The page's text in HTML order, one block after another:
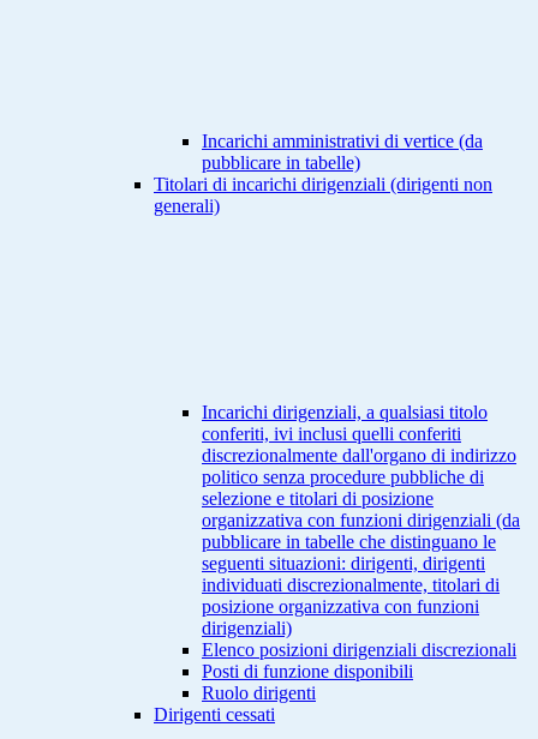
Incarichi amministrativi di vertice (da
pubblicare in tabelle)
Titolari di incarichi dirigenziali (dirigenti non
generali)
Incarichi dirigenziali, a qualsiasi titolo
conferiti, ivi inclusi quelli conferiti
discrezionalmente dall'organo di indirizzo
politico senza procedure pubbliche di
selezione e titolari di posizione
organizzativa con funzioni dirigenziali (da
pubblicare in tabelle che distinguano le
seguenti situazioni: dirigenti, dirigenti
individuati discrezionalmente, titolari di
posizione organizzativa con funzioni
dirigenziali)
Elenco posizioni dirigenziali discrezionali
Posti di funzione disponibili
Ruolo dirigenti
Dirigenti cessati